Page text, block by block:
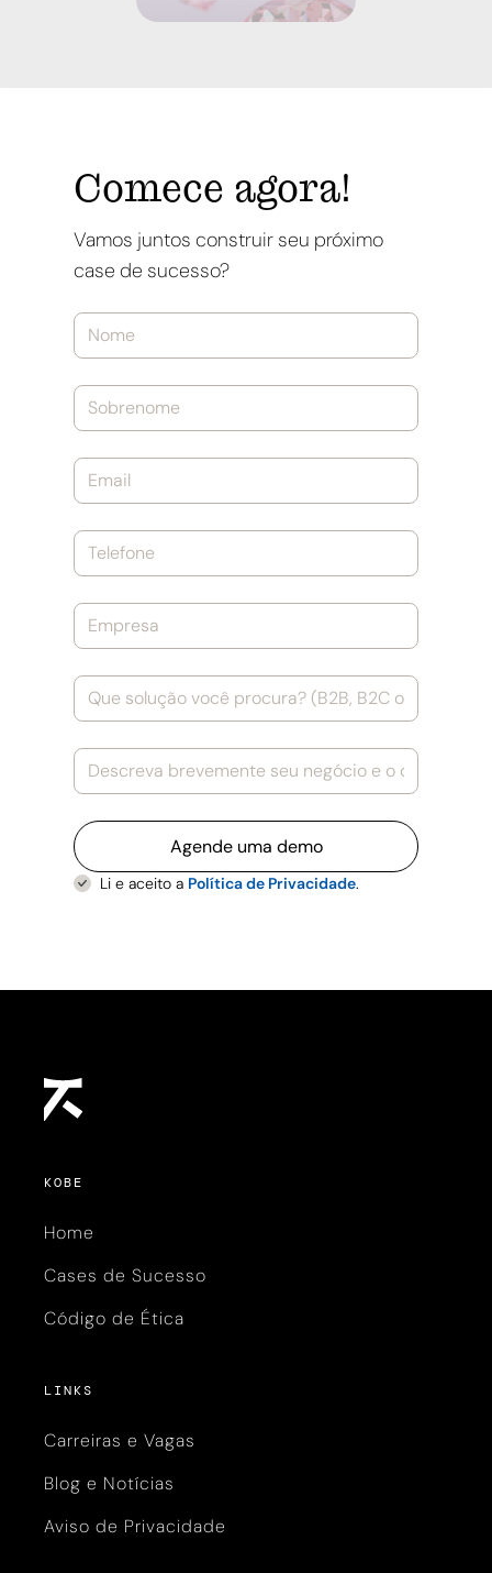
Comece agora!
Vamos juntos construir seu próximo
case de sucesso?
Li e aceito a Política de Privacidade.
KOBE
Home
Cases de Sucesso
Código de Ética
LINKS
Carreiras e Vagas
Blog e Notícias
Aviso de Privacidade